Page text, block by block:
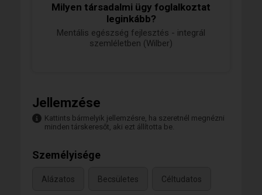
Milyen társadalmi ügy foglalkoztat
leginkább?
Mentális egészség fejlesztés - integrál
szemléletben (Wilber)
Jellemzése
Kattints bármelyik jellemzésre, ha szeretnél megnézni
minden társkeresőt, aki ezt állította be.
Személyisége
Alázatos Becsületes Céltudatos